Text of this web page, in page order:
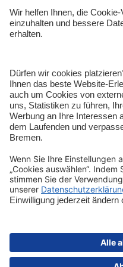
Shop-Service
Schnelle Lieferung
Datenschutz